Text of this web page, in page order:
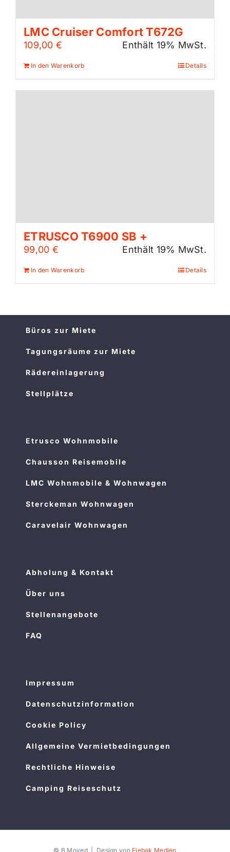
LMC Cruiser Comfort T672G
109,00 € Enthält 19% MwSt.
In den Warenkorb Details
ETRUSCO T6900 SB +
99,00 € Enthält 19% MwSt.
In den Warenkorb Details
Büros zur Miete
Tagungsräume zur Miete
Rädereinlagerung
Stellplätze
Etrusco Wohnmobile
Chausson Reisemobile
LMC Wohnmobile & Wohnwagen
Sterckeman Wohnwagen
Caravelair Wohnwagen
Abholung & Kontakt
Über uns
Stellenangebote
FAQ
Impressum
Datenschutzinformation
Cookie Policy
Allgemeine Vermietbedingungen
Rechtliche Hinweise
Camping Reiseschutz
© B Moved | Design von Fiebak Medien